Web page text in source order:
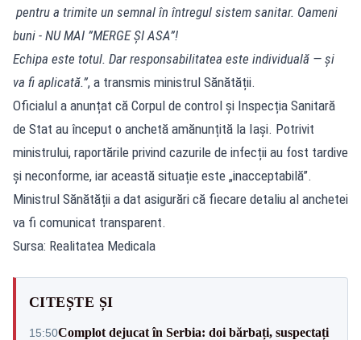
pentru a trimite un semnal în întregul sistem sanitar. Oameni
buni - NU MAI ”MERGE ȘI ASA”!
Echipa este totul. Dar responsabilitatea este individuală — și
va fi aplicată.”, a transmis ministrul Sănătății.
Oficialul a anunțat că Corpul de control și Inspecția Sanitară
de Stat au început o anchetă amănunțită la Iași. Potrivit
ministrului, raportările privind cazurile de infecții au fost tardive
și neconforme, iar această situație este „inacceptabilă”.
Ministrul Sănătății a dat asigurări că fiecare detaliu al anchetei
va fi comunicat transparent.
Sursa: Realitatea Medicala
CITEȘTE ȘI
15:50Complot dejucat în Serbia: doi bărbați, suspectați